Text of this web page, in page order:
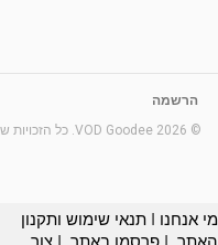
הרשמה
© 2026 VOD Goodee. כל הזכויות שמורות.
מי אנחנו
תנאי שימוש ותקנון